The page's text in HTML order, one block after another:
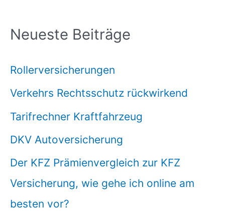
Neueste Beiträge
Rollerversicherungen
Verkehrs Rechtsschutz rückwirkend
Tarifrechner Kraftfahrzeug
DKV Autoversicherung
Der KFZ Prämienvergleich zur KFZ
Versicherung, wie gehe ich online am
besten vor?